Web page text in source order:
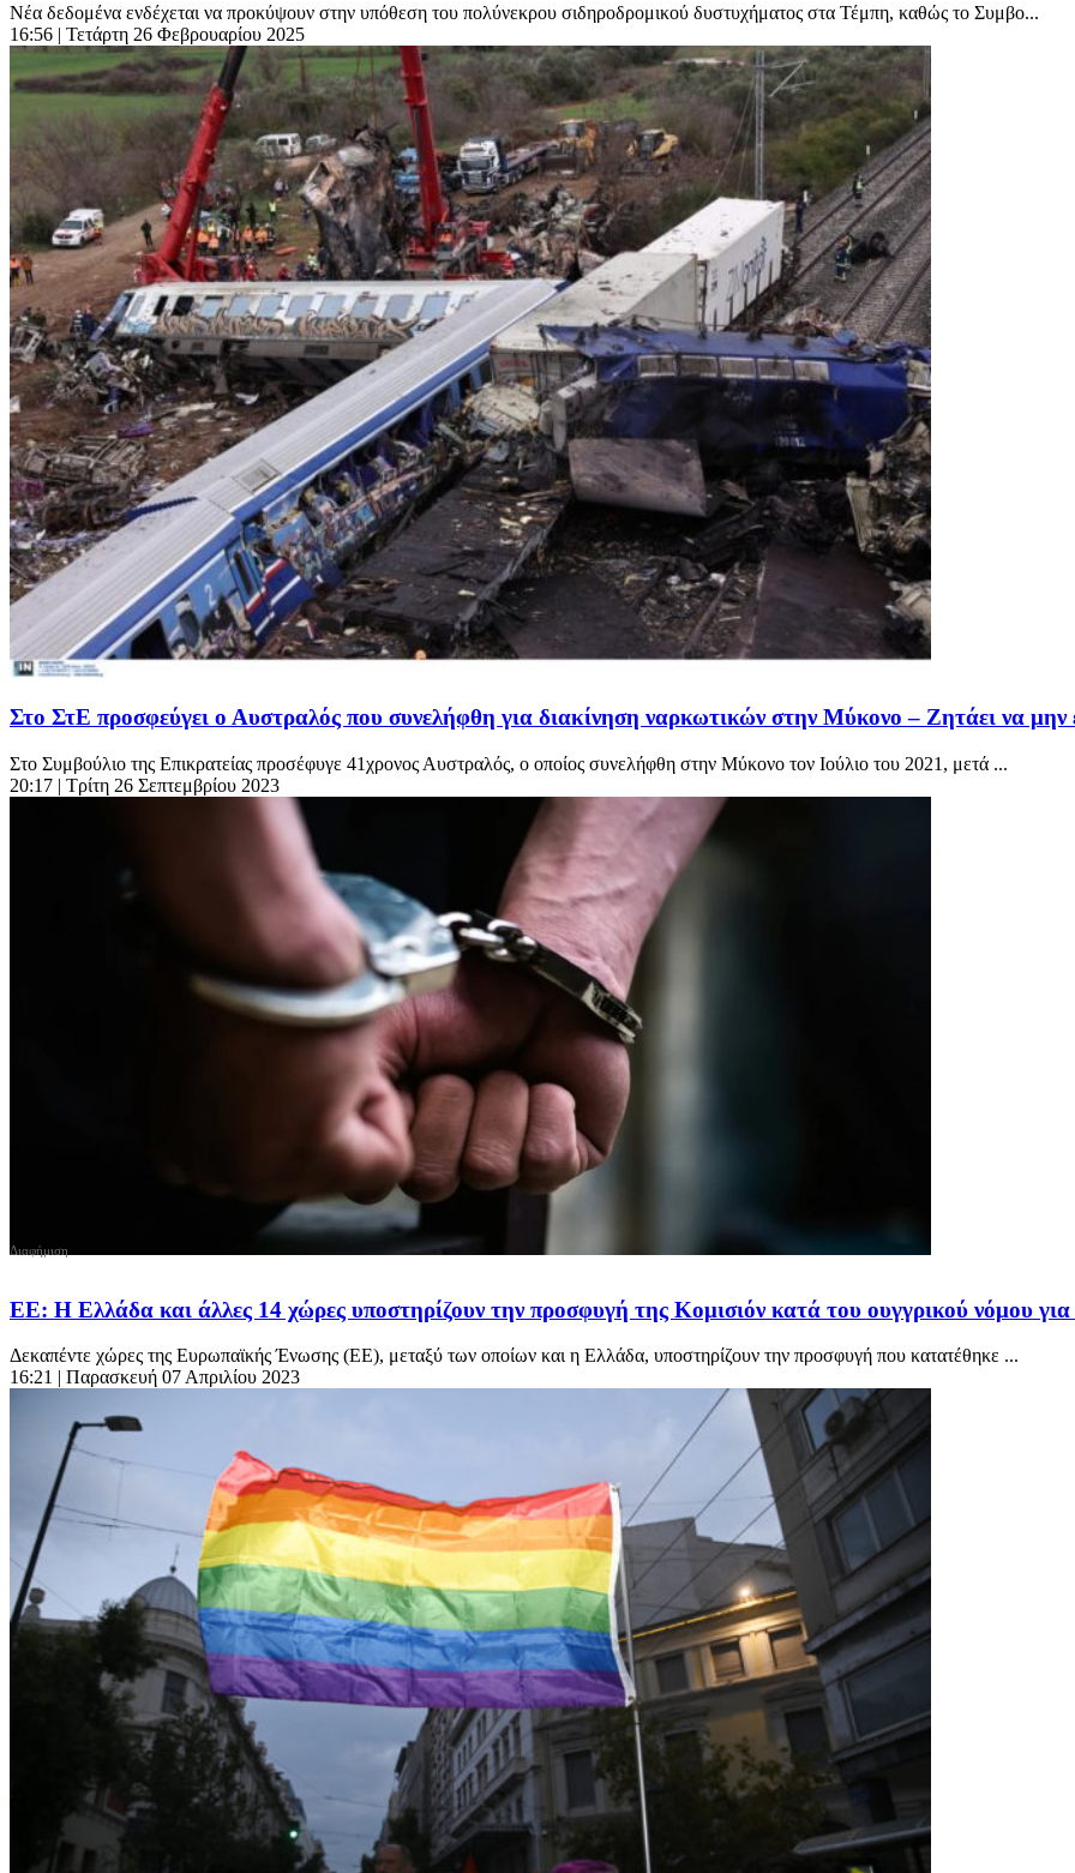
Νέα δεδομένα ενδέχεται να προκύψουν στην υπόθεση του πολύνεκρου σιδηροδρομικού δυστυχήματος στα Τέμπη, καθώς το Συμβο...
16:56 | Τετάρτη 26 Φεβρουαρίου 2025
Στο ΣτΕ προσφεύγει ο Αυστραλός που συνελήφθη για διακίνηση ναρκωτικών στην Μύκονο – Ζητάει να
Στο Συμβούλιο της Επικρατείας προσέφυγε 41χρονος Αυστραλός, ο οποίος συνελήφθη στην Μύκονο τον Ιούλιο του 2021, μετά ...
20:17 | Τρίτη 26 Σεπτεμβρίου 2023
ΕΕ: Η Ελλάδα και άλλες 14 χώρες υποστηρίζουν την προσφυγή της Κομισιόν κατά του ουγγρικού νόμου
Δεκαπέντε χώρες της Ευρωπαϊκής Ένωσης (ΕΕ), μεταξύ των οποίων και η Ελλάδα, υποστηρίζουν την προσφυγή που κατατέθηκε ...
16:21 | Παρασκευή 07 Απριλίου 2023